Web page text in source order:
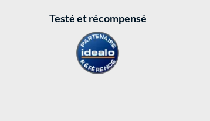
Testé et récompensé